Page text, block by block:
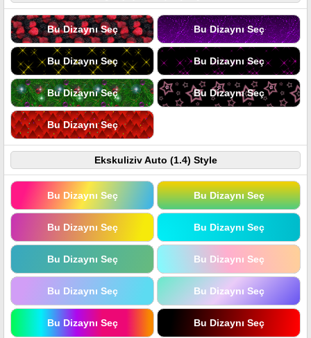
Bu Dizaynı Seç Bu Dizaynı Seç
Bu Dizaynı Seç Bu Dizaynı Seç
Bu Dizaynı Seç Bu Dizaynı Seç
Bu Dizaynı Seç
Ekskuliziv Auto (1.4) Style
Bu Dizaynı Seç Bu Dizaynı Seç
Bu Dizaynı Seç Bu Dizaynı Seç
Bu Dizaynı Seç Bu Dizaynı Seç
Bu Dizaynı Seç Bu Dizaynı Seç
Bu Dizaynı Seç Bu Dizaynı Seç